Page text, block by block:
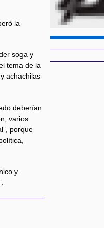
la
soga y
tema de la
achachilas
deberían
varios
porque
y